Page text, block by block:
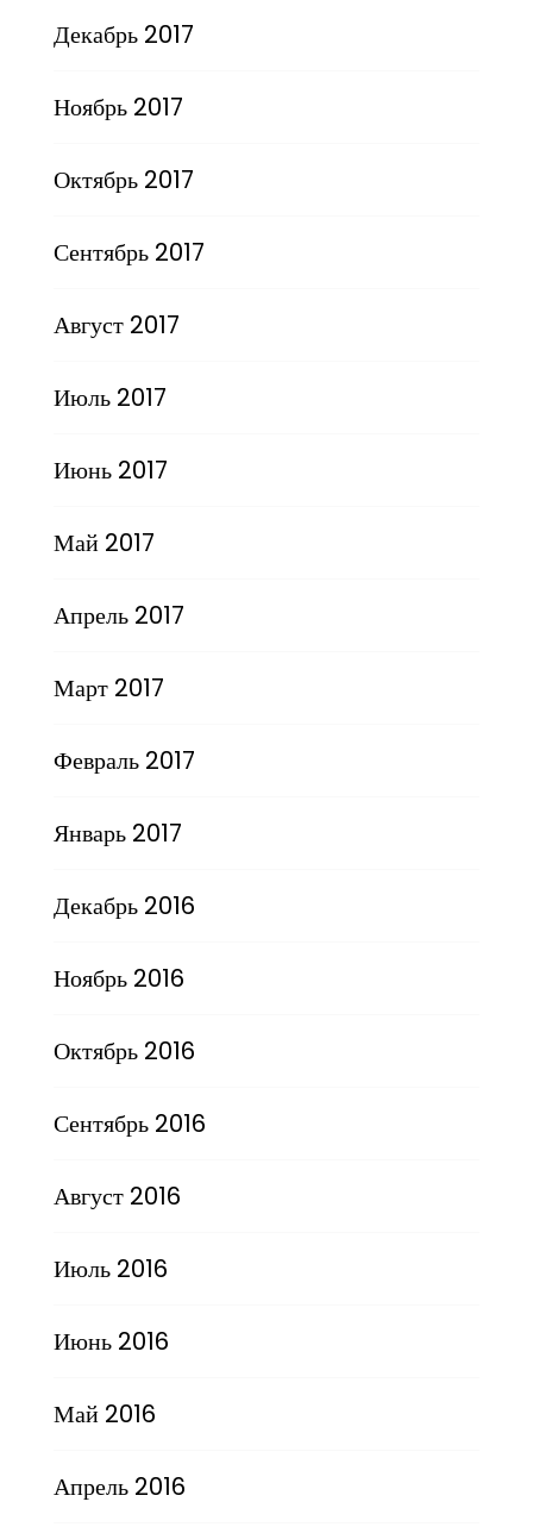
Декабрь 2017
Ноябрь 2017
Октябрь 2017
Сентябрь 2017
Август 2017
Июль 2017
Июнь 2017
Май 2017
Апрель 2017
Март 2017
Февраль 2017
Январь 2017
Декабрь 2016
Ноябрь 2016
Октябрь 2016
Сентябрь 2016
Август 2016
Июль 2016
Июнь 2016
Май 2016
Апрель 2016